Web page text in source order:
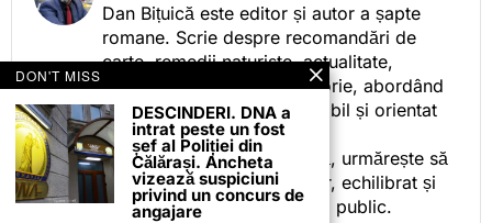
Dan Bițuică este editor și autor a șapte
romane. Scrie despre recomandări de
carte, remedii naturiste, actualitate,
cotidian politic, sport și istorie, abordând
subiectele într-un stil accesibil și orientat
spre informare.
Prin activitatea sa editorială, urmărește să
ofere cititorilor conținut clar, echilibrat și
relevant, adaptat interesului public.
DON'T MISS
DESCINDERI. DNA a
intrat peste un fost
șef al Poliției din
Călărași. Ancheta
vizează suspiciuni
privind un concurs de
angajare